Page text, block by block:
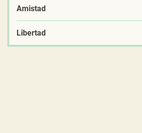
Amistad
Libertad